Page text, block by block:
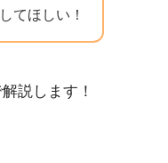
てほしい！
説します！